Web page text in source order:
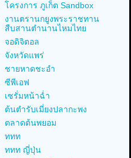
โครงการ ภูเก็ต Sandbox
งานตรานกยูงพระราชทาน
สืบสานตำนานไหมไทย
จอดิจิตอล
จังหวัดแพร่
ชายหาดชะอำ
ซีพีเอฟ
เซรั่มหน้าฉ่ำ
ต้นตำรับเมี่ยงปลากะพง
ตลาดต้นพยอม
ททท
ททท ญี่ปุ่น